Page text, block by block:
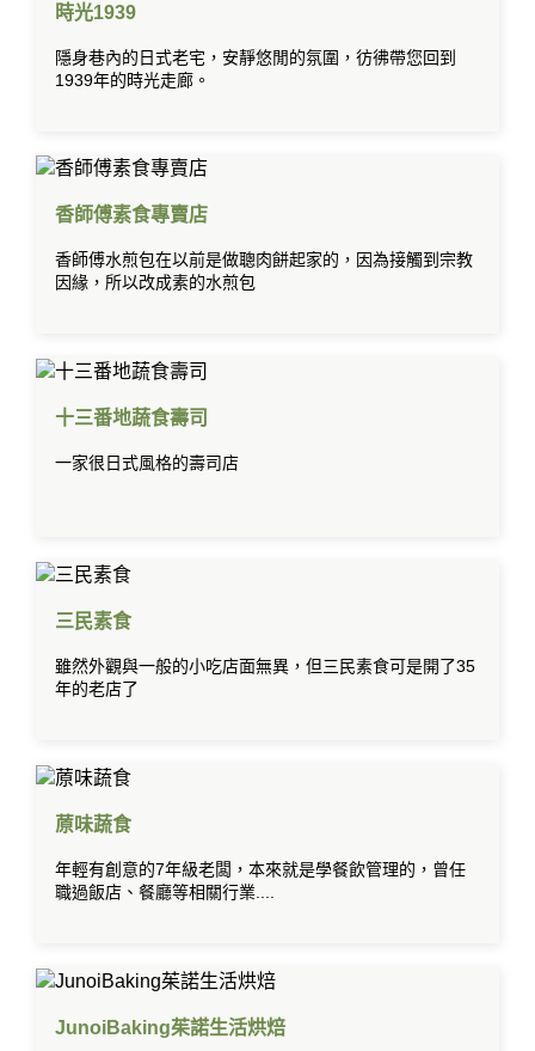
時光1939
隱身巷內的日式老宅，安靜悠閒的氛圍，彷彿帶您回到
1939年的時光走廊。
香師傅素食專賣店
香師傅水煎包在以前是做聰肉餅起家的，因為接觸到宗教
因緣，所以改成素的水煎包
十三番地蔬食壽司
一家很日式風格的壽司店
三民素食
雖然外觀與一般的小吃店面無異，但三民素食可是開了35
年的老店了
蒝味蔬食
年輕有創意的7年級老闆，本來就是學餐飲管理的，曾任
職過飯店、餐廳等相關行業....
JunoiBaking茱諾生活烘焙